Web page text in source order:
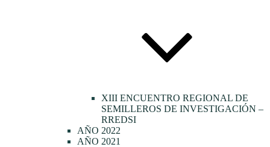
XIII ENCUENTRO REGIONAL DE
SEMILLEROS DE INVESTIGACIÓN –
RREDSI
AÑO 2022
AÑO 2021